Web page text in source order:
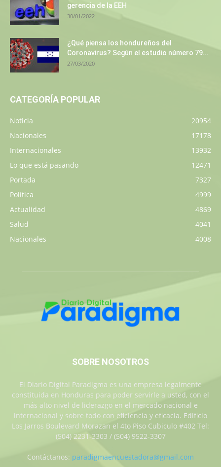
gerencia de la EEH
30/01/2022
¿Qué piensa los hondureños del
Coronavirus? Según el estudio número 79...
27/03/2020
CATEGORÍA POPULAR
Noticia
20954
Nacionales
17178
Internacionales
13932
Lo que está pasando
12471
Portada
7327
Política
4999
Actualidad
4869
Salud
4041
Nacionales
4008
SOBRE NOSOTROS
El Diario Digital Paradigma es una empresa legalmente
constituida en Honduras para poder servirle a usted, con el
más alto nivel de liderazgo en el mercado nacional e
internacional y sobre todo con eficiencia y eficacia. Edificio
Los Jarros Boulevard Morazan el 4to Piso Cubiculo #402 Tel:
(504) 2231-3303 / (504) 9522-3307
Contáctanos: paradigmaencuestadora@gmail.com